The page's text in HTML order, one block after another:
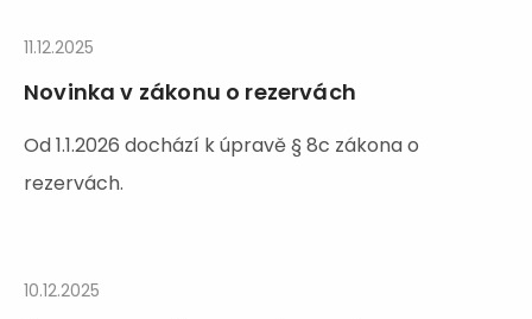
11.12.2025
Novinka v zákonu o rezervách
Od 1.1.2026 dochází k úpravě § 8c zákona o
rezervách.
10.12.2025